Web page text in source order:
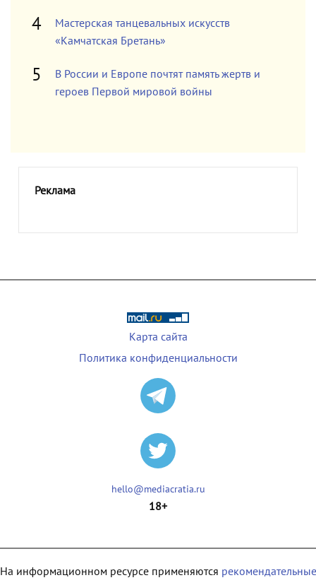
Мастерская танцевальных искусств
«Камчатская Бретань»
В России и Европе почтят память жертв и
героев Первой мировой войны
Реклама
Карта сайта
Политика конфиденциальности
hello@mediacratia.ru
18+
На информационном ресурсе применяются рекомендательные